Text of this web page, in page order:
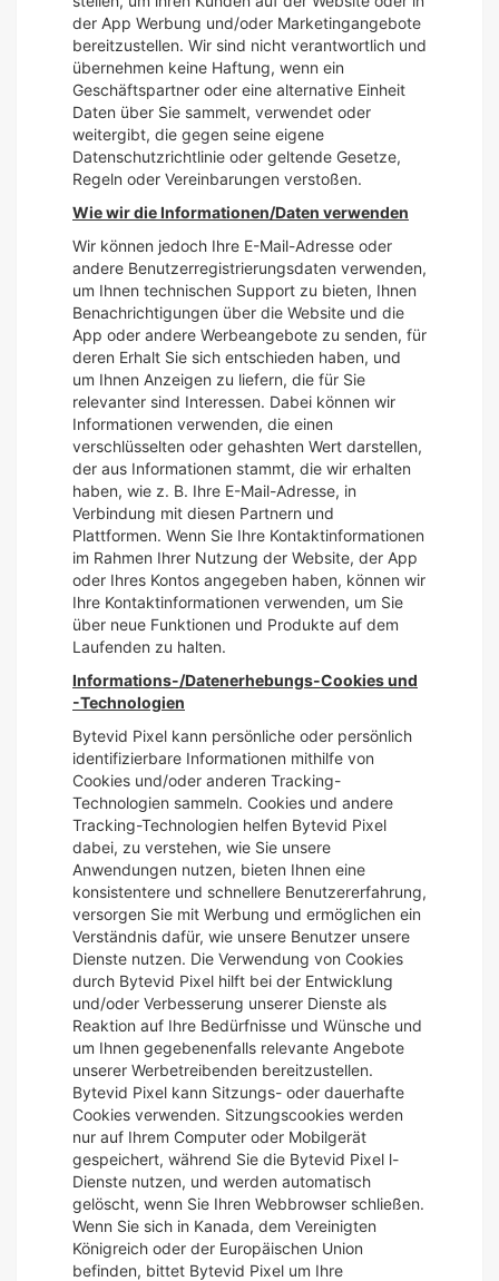
der App Werbung und/oder Marketingangebote
bereitzustellen. Wir sind nicht verantwortlich und
übernehmen keine Haftung, wenn ein
Geschäftspartner oder eine alternative Einheit
Daten über Sie sammelt, verwendet oder
weitergibt, die gegen seine eigene
Datenschutzrichtlinie oder geltende Gesetze,
Regeln oder Vereinbarungen verstoßen.
Wie wir die Informationen/Daten verwenden
Wir können jedoch Ihre E-Mail-Adresse oder
andere Benutzerregistrierungsdaten verwenden,
um Ihnen technischen Support zu bieten, Ihnen
Benachrichtigungen über die Website und die
App oder andere Werbeangebote zu senden, für
deren Erhalt Sie sich entschieden haben, und
um Ihnen Anzeigen zu liefern, die für Sie
relevanter sind Interessen. Dabei können wir
Informationen verwenden, die einen
verschlüsselten oder gehashten Wert darstellen,
der aus Informationen stammt, die wir erhalten
haben, wie z. B. Ihre E-Mail-Adresse, in
Verbindung mit diesen Partnern und
Plattformen. Wenn Sie Ihre Kontaktinformationen
im Rahmen Ihrer Nutzung der Website, der App
oder Ihres Kontos angegeben haben, können wir
Ihre Kontaktinformationen verwenden, um Sie
über neue Funktionen und Produkte auf dem
Laufenden zu halten.
Informations-/Datenerhebungs-Cookies und
-Technologien
Bytevid Pixel kann persönliche oder persönlich
identifizierbare Informationen mithilfe von
Cookies und/oder anderen Tracking-
Technologien sammeln. Cookies und andere
Tracking-Technologien helfen Bytevid Pixel
dabei, zu verstehen, wie Sie unsere
Anwendungen nutzen, bieten Ihnen eine
konsistentere und schnellere Benutzererfahrung,
versorgen Sie mit Werbung und ermöglichen ein
Verständnis dafür, wie unsere Benutzer unsere
Dienste nutzen. Die Verwendung von Cookies
durch Bytevid Pixel hilft bei der Entwicklung
und/oder Verbesserung unserer Dienste als
Reaktion auf Ihre Bedürfnisse und Wünsche und
um Ihnen gegebenenfalls relevante Angebote
unserer Werbetreibenden bereitzustellen.
Bytevid Pixel kann Sitzungs- oder dauerhafte
Cookies verwenden. Sitzungscookies werden
nur auf Ihrem Computer oder Mobilgerät
gespeichert, während Sie die Bytevid Pixel l-
Dienste nutzen, und werden automatisch
gelöscht, wenn Sie Ihren Webbrowser schließen.
Wenn Sie sich in Kanada, dem Vereinigten
Königreich oder der Europäischen Union
befinden, bittet Bytevid Pixel um Ihre